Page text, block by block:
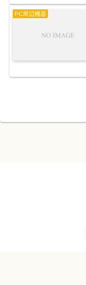
PC周辺機器